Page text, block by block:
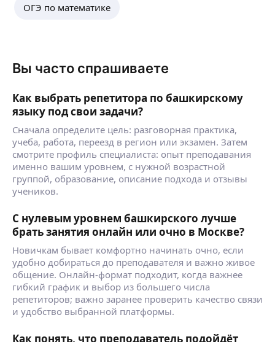
ОГЭ по математике
Вы часто спрашиваете
Как выбрать репетитора по башкирскому
языку под свои задачи?
Сначала определите цель: разговорная практика,
учеба, работа, переезд в регион или экзамен. Затем
смотрите профиль специалиста: опыт преподавания
именно вашим уровнем, с нужной возрастной
группой, образование, описание подхода и отзывы
учеников.
С нулевым уровнем башкирского лучше
брать занятия онлайн или очно в Москве?
Новичкам бывает комфортно начинать очно, если
удобно добираться до преподавателя и важно живое
общение. Онлайн-формат подходит, когда важнее
гибкий график и выбор из большего числа
репетиторов; важно заранее проверить качество связи
и удобство выбранной платформы.
Как понять, что преподаватель подойдёт